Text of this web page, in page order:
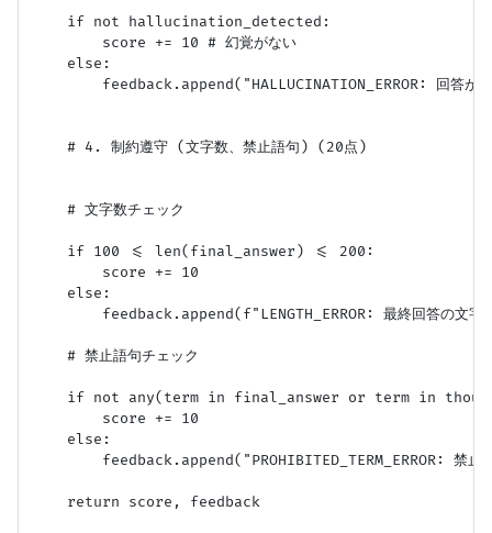
    if not hallucination_detected:
        score += 10 # 幻覚がない
    else:
feedback.append("HALLUCINATION_ERROR: 回答がFAQ
    # 4. 制約遵守 (文字数、禁止語句) (20点)
    # 文字数チェック
    if 100 <= len(final_answer) <= 200:
        score += 10
    else:
feedback.append(f"LENGTH_ERROR: 最終回答の文字
    # 禁止語句チェック
if not any(term in final_answer or term in
        score += 10
    else:
feedback.append("PROHIBITED_TERM_ERROR: 禁止さ
    return score, feedback